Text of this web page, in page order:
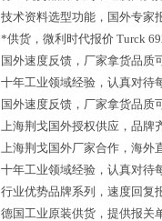
技术资料选型功能，国外专家
*供货，微利时代报价 Turck
国外速度反馈，厂家拿货品质
十年工业领域经验，认真对待
国外速度反馈，厂家拿货品质
上海荆戈国外授权供应，品牌
上海荆戈国外厂家合作，海外
十年工业领域经验，认真对待
行业优势品牌系列，速度回复
德国工业原装供货，提供报关